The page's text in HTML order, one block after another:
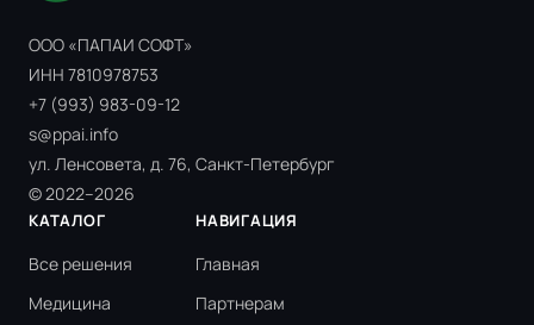
ООО «ПАПАИ СОФТ»
ИНН 7810978753
+7 (993) 983-09-12
s@ppai.info
ул. Ленсовета, д. 76, Санкт-Петербург
© 2022–2026
КАТАЛОГ
Все решения
Медицина
НАВИГАЦИЯ
Главная
Партнерам